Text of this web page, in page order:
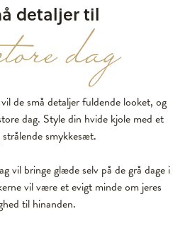
detaljer til
dag
de små detaljer fuldende looket, og
dag. Style din hvide kjole med et
smykkesæt.
vil bringe glæde selv på de grå dage i
vil være et evigt minde om jeres
til hinanden.